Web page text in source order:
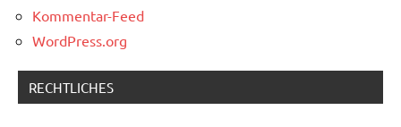
Kommentar-Feed
WordPress.org
RECHTLICHES